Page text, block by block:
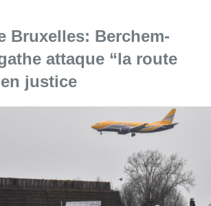
Bruxelles: Berchem-
attaque “la route
en justice